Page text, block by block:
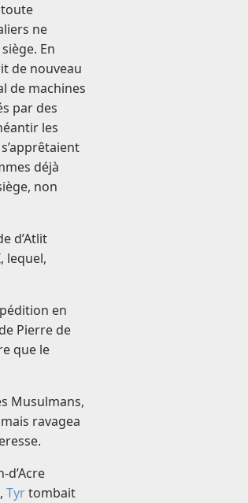
ne
En
de nouveau
de machines
par des
les
déjà
non
d’Atlit
lequel,
en
Pierre de
que le
Musulmans,
ravagea
d’Acre
Tyrtombait